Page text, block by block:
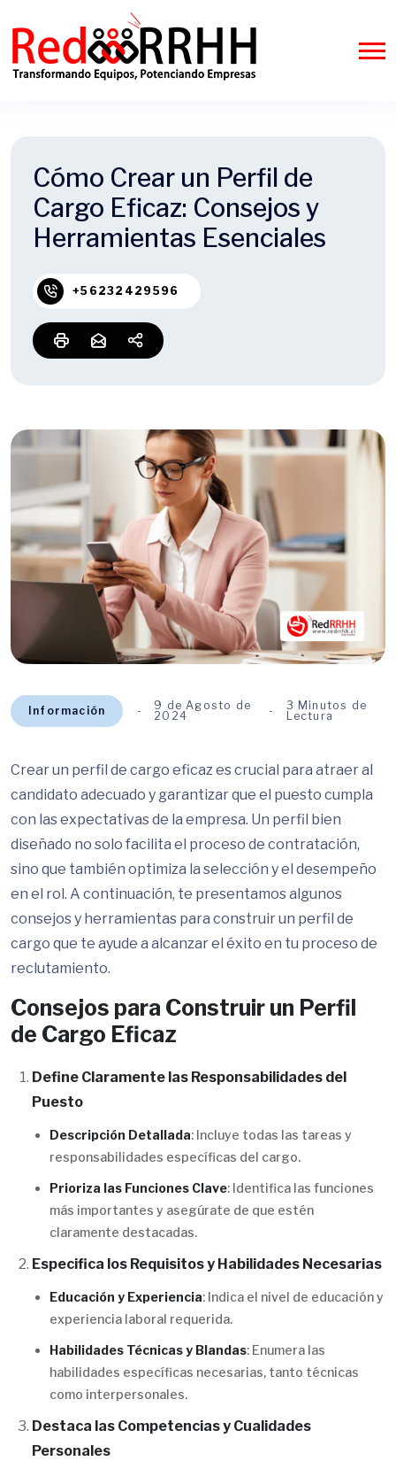
Cómo Crear un Perfil de
Cargo Eficaz: Consejos y
Herramientas Esenciales
+56232429596
Información
9 de Agosto de
2024
3 Minutos de
Lectura
Crear un perfil de cargo eficaz es crucial para atraer al
candidato adecuado y garantizar que el puesto cumpla
con las expectativas de la empresa. Un perfil bien
diseñado no solo facilita el proceso de contratación,
sino que también optimiza la selección y el desempeño
en el rol. A continuación, te presentamos algunos
consejos y herramientas para construir un perfil de
cargo que te ayude a alcanzar el éxito en tu proceso de
reclutamiento.
Consejos para Construir un Perfil
de Cargo Eficaz
Define Claramente las Responsabilidades del
Puesto
Descripción Detallada: Incluye todas las tareas y
responsabilidades específicas del cargo.
Prioriza las Funciones Clave: Identifica las funciones
más importantes y asegúrate de que estén
claramente destacadas.
Especifica los Requisitos y Habilidades Necesarias
Educación y Experiencia: Indica el nivel de educación y
experiencia laboral requerida.
Habilidades Técnicas y Blandas: Enumera las
habilidades específicas necesarias, tanto técnicas
como interpersonales.
Destaca las Competencias y Cualidades
Personales